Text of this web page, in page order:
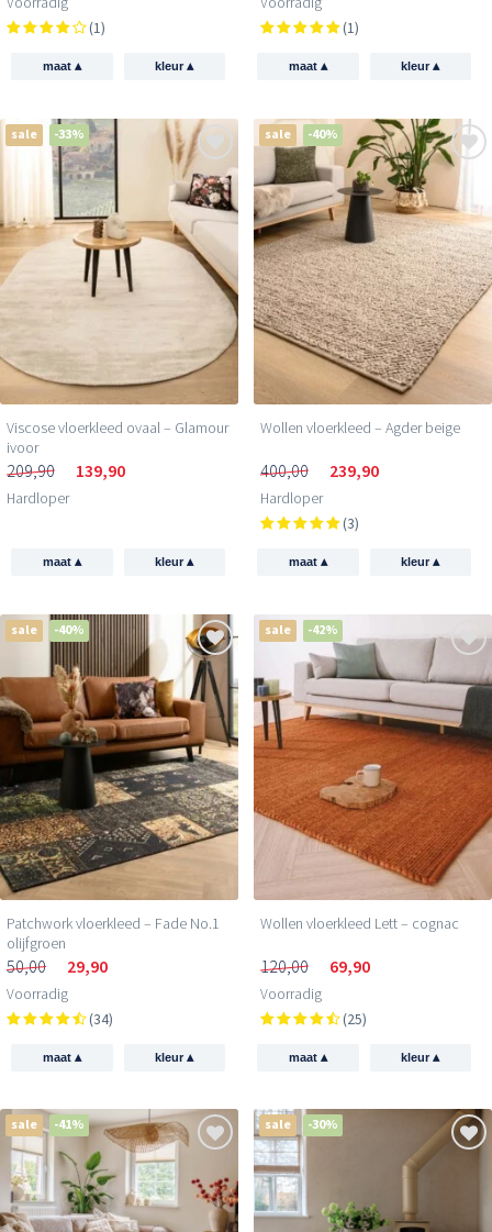
(1)
maat ▴ kleur▴
(1)
maat ▴ kleur▴
sale -33%
Viscose vloerkleed ovaal – Glamour
ivoor
209,90 139,90
Hardloper
maat ▴ kleur▴
sale -40%
Wollen vloerkleed – Agder beige
400,00 239,90
Hardloper
(3)
maat ▴ kleur▴
sale -40%
Patchwork vloerkleed – Fade No.1
olijfgroen
50,00 29,90
Voorradig
(34)
maat ▴ kleur▴
sale -42%
Wollen vloerkleed Lett – cognac
120,00 69,90
Voorradig
(25)
maat ▴ kleur▴
sale -41% sale -30%